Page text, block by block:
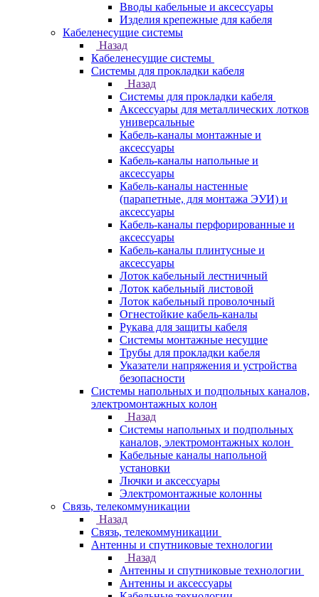
Вводы кабельные и аксессуары
Изделия крепежные для кабеля
Кабеленесущие системы
Назад
Кабеленесущие системы
Системы для прокладки кабеля
Назад
Системы для прокладки кабеля
Аксессуары для металлических лотков
универсальные
Кабель-каналы монтажные и
аксессуары
Кабель-каналы напольные и
аксессуары
Кабель-каналы настенные
(парапетные, для монтажа ЭУИ) и
аксессуары
Кабель-каналы перфорированные и
аксессуары
Кабель-каналы плинтусные и
аксессуары
Лоток кабельный лестничный
Лоток кабельный листовой
Лоток кабельный проволочный
Огнестойкие кабель-каналы
Рукава для защиты кабеля
Системы монтажные несущие
Трубы для прокладки кабеля
Указатели напряжения и устройства
безопасности
Системы напольных и подпольных каналов,
электромонтажных колон
Назад
Системы напольных и подпольных
каналов, электромонтажных колон
Кабельные каналы напольной
установки
Лючки и аксессуары
Электромонтажные колонны
Связь, телекоммуникации
Назад
Связь, телекоммуникации
Антенны и спутниковые технологии
Назад
Антенны и спутниковые технологии
Антенны и аксессуары